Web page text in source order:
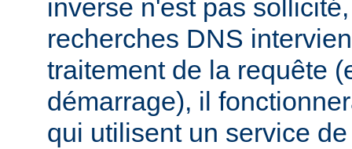
inverse n'est pas
recherches DNS
traitement de la requête
démarrage), il
qui utilisent un service